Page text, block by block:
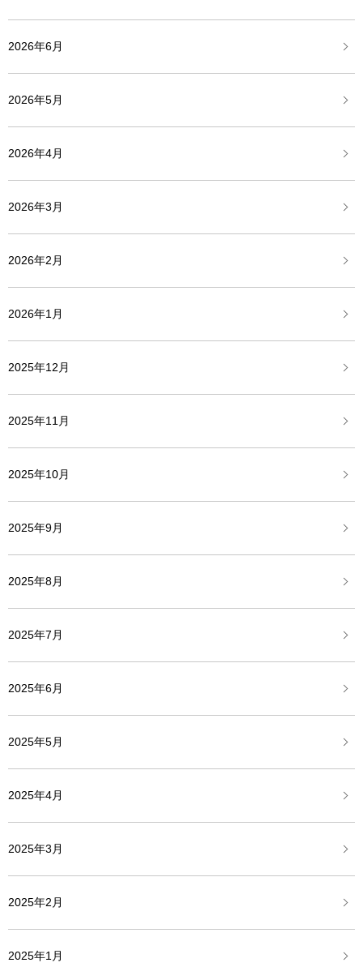
2026年6月
2026年5月
2026年4月
2026年3月
2026年2月
2026年1月
2025年12月
2025年11月
2025年10月
2025年9月
2025年8月
2025年7月
2025年6月
2025年5月
2025年4月
2025年3月
2025年2月
2025年1月